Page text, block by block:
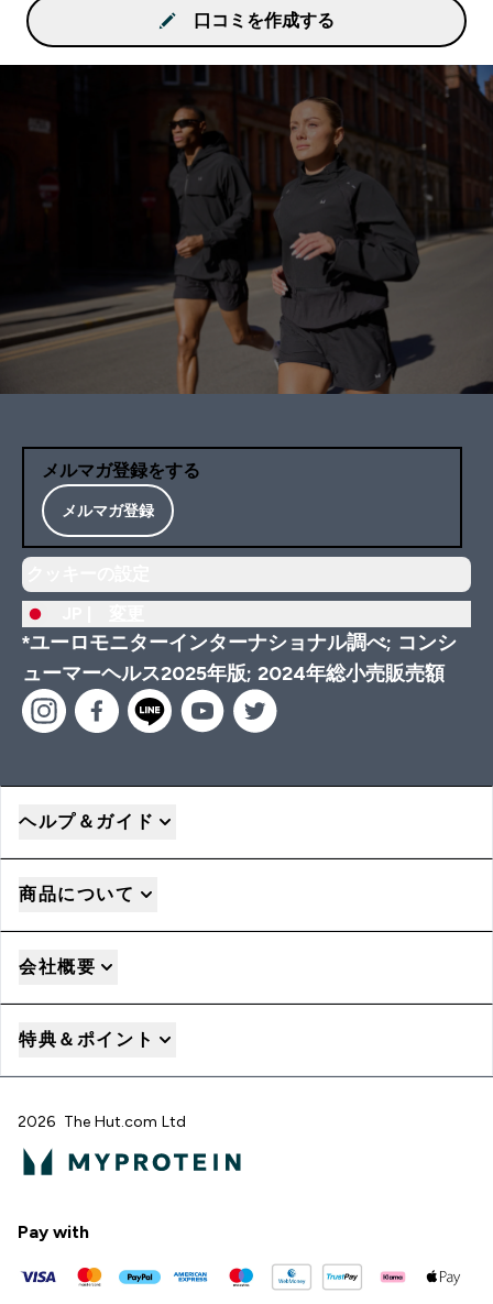
口コミを作成する
メルマガ登録をする
メルマガ登録
*ユーロモニターインターナショナル調べ; コンシ
ューマーヘルス2025年版; 2024年総小売販売額
ヘルプ＆ガイド
商品について
会社概要
特典＆ポイント
2026 The Hut.com Ltd
Pay with